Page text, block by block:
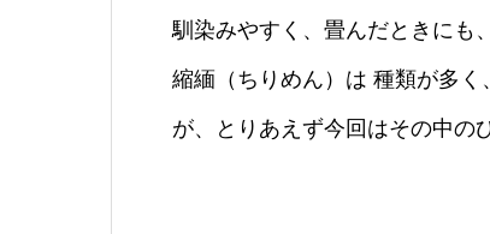
馴染みやすく、畳んだときにも
縮緬（ちりめん）は 種類が多
が、とりあえず今回はその中の